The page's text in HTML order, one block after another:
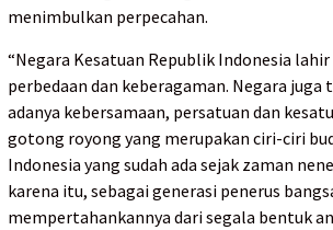
menimbulkan perpecahan.
“Negara Kesatuan Republik Indonesia lahir
perbedaan dan keberagaman. Negara juga
adanya kebersamaan, persatuan dan
gotong royong yang merupakan ciri-ciri
Indonesia yang sudah ada sejak zaman
karena itu, sebagai generasi penerus
mempertahankannya dari segala bentuk